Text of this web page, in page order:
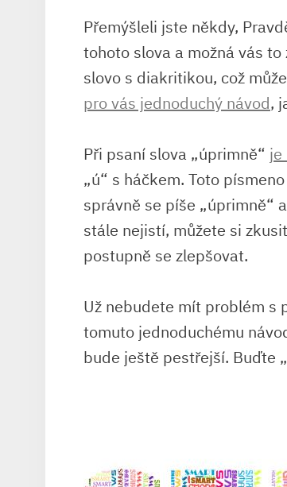
Přemýšleli ‌jste někdy,‌
tohoto slova a možná vás
slovo s diakritikou, což
pro vás jednoduchý návod,
Při psaní‌ slova „úprimně“ je
„ú“ s háčkem.⁢ Toto
správně se píše „úprimně“
stále nejistí, můžete⁤ si
postupně se⁤ zlepšovat.
Už nebudete mít problém s
tomuto jednoduchému
bude ‍ještě pestřejší. Buďte